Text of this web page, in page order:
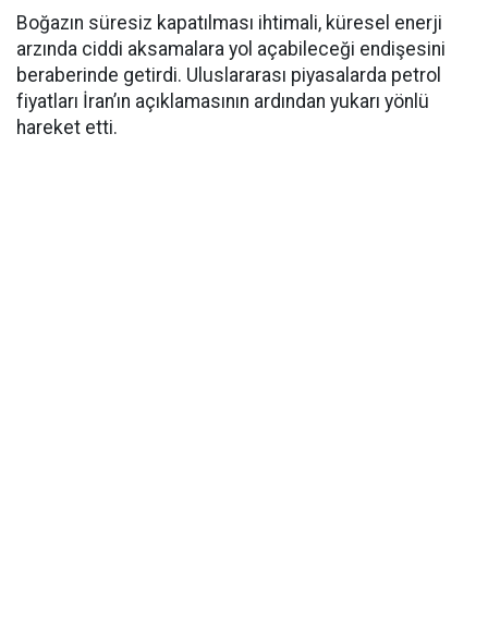
Boğazın süresiz kapatılması ihtimali, küresel enerji
arzında ciddi aksamalara yol açabileceği endişesini
beraberinde getirdi. Uluslararası piyasalarda petrol
fiyatları İran’ın açıklamasının ardından yukarı yönlü
hareket etti.